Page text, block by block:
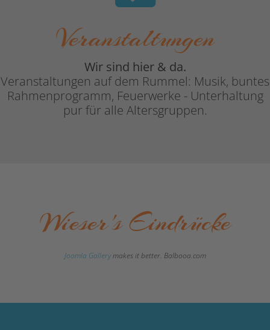
Veranstaltungen
Wir sind hier & da.
Veranstaltungen auf dem Rummel: Musik, buntes
Rahmenprogramm, Feuerwerke - Unterhaltung
pur für alle Altersgruppen.
Wieser's Eindrücke
Joomla Gallerymakes it better. Balbooa.com